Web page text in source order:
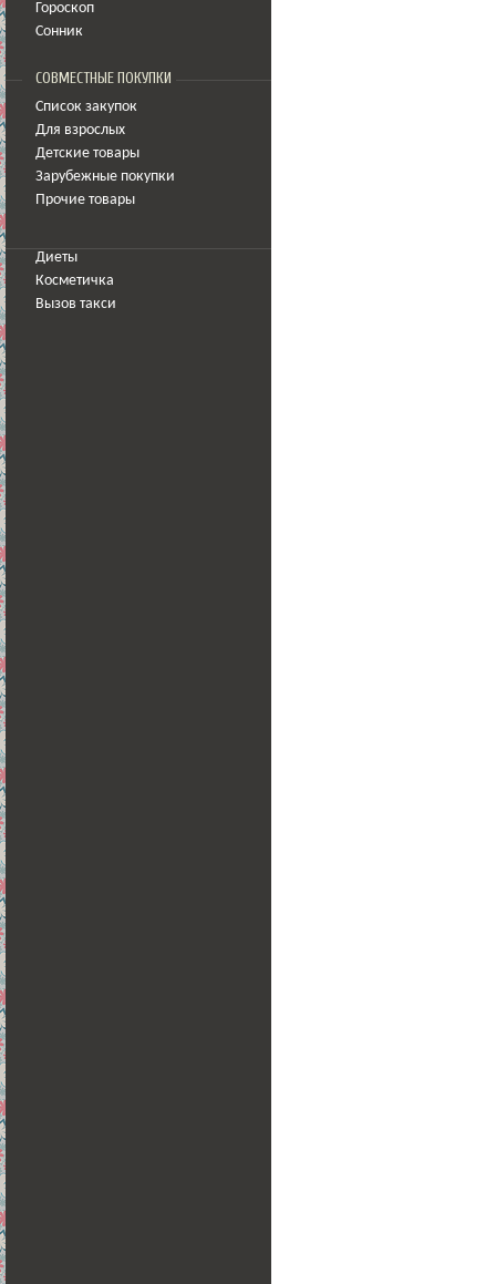
Гороскоп
Сонник
СОВМЕСТНЫЕ ПОКУПКИ
Список закупок
Для взрослых
Детские товары
Зарубежные покупки
Прочие товары
Диеты
Косметичка
Вызов такси